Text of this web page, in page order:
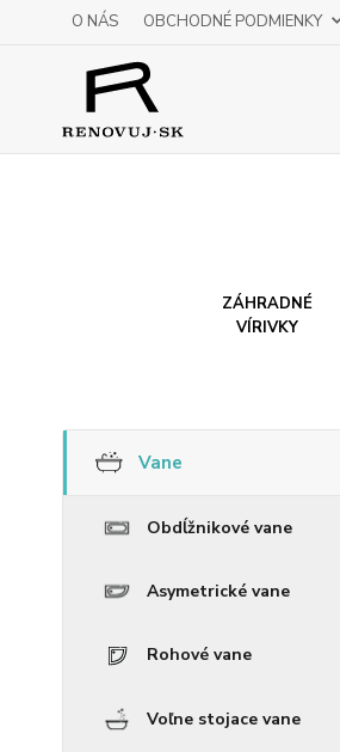
O NÁS OBCHODNÉ PODMIENKY
ZÁHRADNÉ
VÍRIVKY
Vane
Obdĺžnikové vane
Asymetrické vane
Rohové vane
Voľne stojace vane